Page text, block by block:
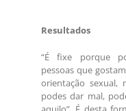
Resultados
“É fixe porque
pessoas que
orientação
podes dar mal,